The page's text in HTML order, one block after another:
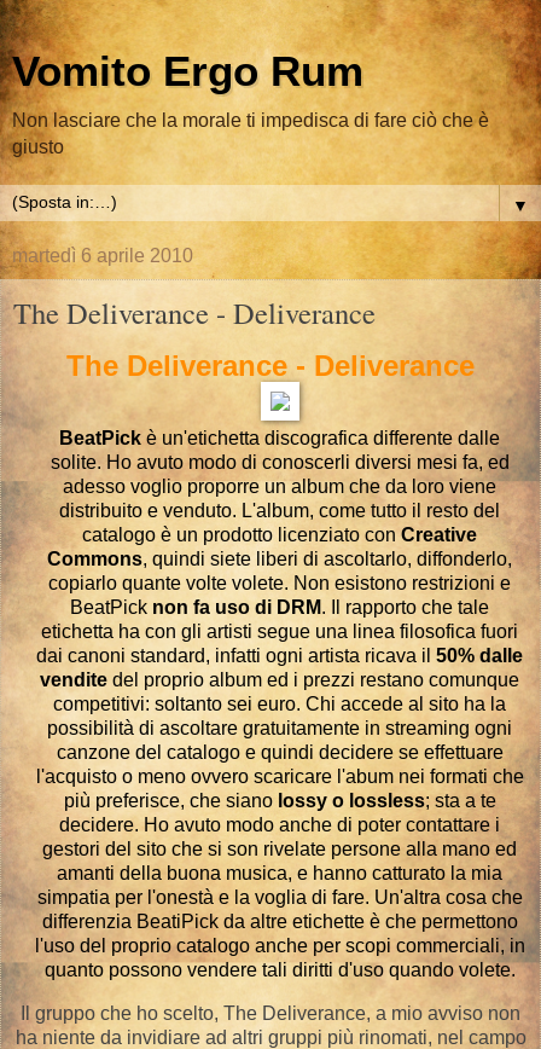
Vomito Ergo Rum
Non lasciare che la morale ti impedisca di fare ciò che è
giusto
▼
martedì 6 aprile 2010
The Deliverance - Deliverance
The Deliverance - Deliverance
BeatPick è un'etichetta discografica differente dalle
solite. Ho avuto modo di conoscerli diversi mesi fa, ed
adesso voglio proporre un album che da loro viene
distribuito e venduto. L'album, come tutto il resto del
catalogo è un prodotto licenziato conCreative
Commons, quindi siete liberi di ascoltarlo, diffonderlo,
copiarlo quante volte volete. Non esistono restrizioni e
BeatPick non fa uso di DRM. Il rapporto che tale
etichetta ha con gli artisti segue una linea filosofica fuori
dai canoni standard, infatti ogni artista ricava il50% dalle
vendite del proprio album ed i prezzi restano comunque
competitivi: soltanto sei euro. Chi accede al sito ha la
possibilità di ascoltare gratuitamente in streaming ogni
canzone del catalogo e quindi decidere se effettuare
l'acquisto o meno ovvero scaricare l'abum nei formati che
più preferisce, che siano lossy o lossless; sta a te
decidere. Ho avuto modo anche di poter contattare i
gestori del sito che si son rivelate persone alla mano ed
amanti della buona musica, e hanno catturato la mia
simpatia per l'onestà e la voglia di fare. Un'altra cosa che
differenzia BeatiPick da altre etichette è che permettono
l'uso del proprio catalogo anche per scopi commerciali, in
quanto possono vendere tali diritti d'uso quando volete.
Il gruppo che ho scelto, The Deliverance, a mio avviso non
ha niente da invidiare ad altri gruppi più rinomati, nel campo